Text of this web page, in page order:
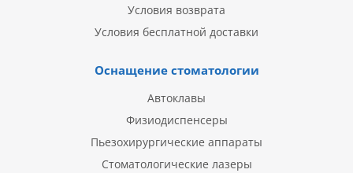
Условия возврата
Условия бесплатной доставки
Оснащение стоматологии
Автоклавы
Физиодиспенсеры
Пьезохирургические аппараты
Стоматологические лазеры